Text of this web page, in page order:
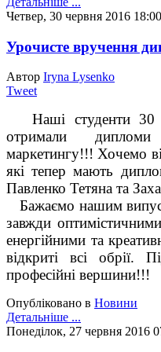
Четвер, 30 червня 2016 18:00
Урочисте вручення
Автор Iryna Lysenko
Tweet
Наші студенти 30
отримали дипломи
маркетингу!!! Хочемо
які тепер мають
Павленко Тетяна та
Бажаємо нашим
завжди
енергійними та
відкриті всі обрії.
професійні вершини!!!
Опубліковано в Новини
Детальніше ...
Понеділок, 27 червня 2016